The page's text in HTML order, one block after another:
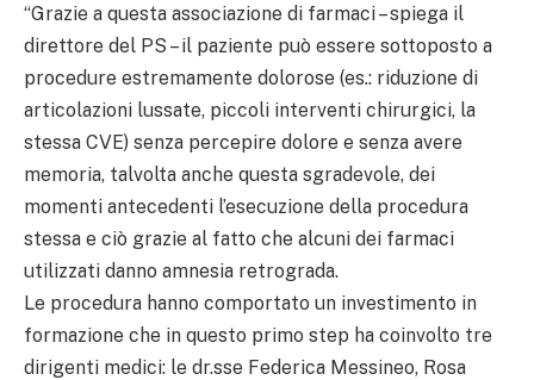
“Grazie a questa associazione di farmaci – spiega il
direttore del PS – il paziente può essere sottoposto a
procedure estremamente dolorose (es.: riduzione di
articolazioni lussate, piccoli interventi chirurgici, la
stessa CVE) senza percepire dolore e senza avere
memoria, talvolta anche questa sgradevole, dei
momenti antecedenti l’esecuzione della procedura
stessa e ciò grazie al fatto che alcuni dei farmaci
utilizzati danno amnesia retrograda.
Le procedura hanno comportato un investimento in
formazione che in questo primo step ha coinvolto tre
dirigenti medici: le dr.sse Federica Messineo, Rosa